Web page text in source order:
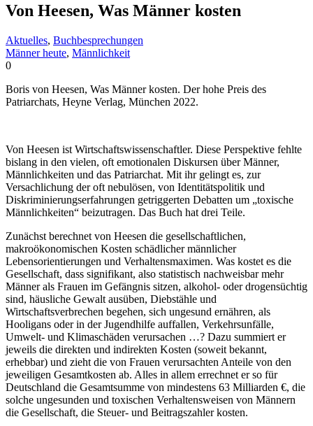
Von Heesen, Was Männer kosten
Aktuelles, Buchbesprechungen
Männer heute, Männlichkeit
0
Boris von Heesen, Was Männer kosten. Der hohe Preis des
Patriarchats, Heyne Verlag, München 2022.
Von Heesen ist Wirtschaftswissenschaftler. Diese Perspektive fehlte
bislang in den vielen, oft emotionalen Diskursen über Männer,
Männlichkeiten und das Patriarchat. Mit ihr gelingt es, zur
Versachlichung der oft nebulösen, von Identitätspolitik und
Diskriminierungserfahrungen getriggerten Debatten um „toxische
Männlichkeiten“ beizutragen. Das Buch hat drei Teile.
Zunächst berechnet von Heesen die gesellschaftlichen,
makroökonomischen Kosten schädlicher männlicher
Lebensorientierungen und Verhaltensmaximen. Was kostet es die
Gesellschaft, dass signifikant, also statistisch nachweisbar mehr
Männer als Frauen im Gefängnis sitzen, alkohol- oder drogensüchtig
sind, häusliche Gewalt ausüben, Diebstähle und
Wirtschaftsverbrechen begehen, sich ungesund ernähren, als
Hooligans oder in der Jugendhilfe auffallen, Verkehrsunfälle,
Umwelt- und Klimaschäden verursachen …? Dazu summiert er
jeweils die direkten und indirekten Kosten (soweit bekannt,
erhebbar) und zieht die von Frauen verursachten Anteile von den
jeweiligen Gesamtkosten ab. Alles in allem errechnet er so für
Deutschland die Gesamtsumme von mindestens 63 Milliarden €, die
solche ungesunden und toxischen Verhaltensweisen von Männern
die Gesellschaft, die Steuer- und Beitragszahler kosten.